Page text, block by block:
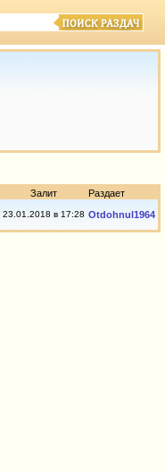
Залит
Раздает
23.01.2018 в 17:28 Otdohnul1964